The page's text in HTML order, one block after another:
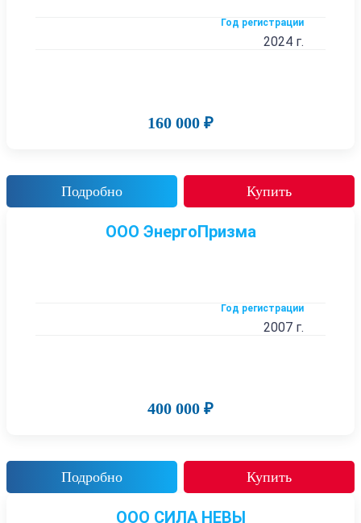
Год регистрации
2024 г.
160 000 ₽
Подробно Купить
ООО ЭнергоПризма
Год регистрации
2007 г.
400 000 ₽
Подробно Купить
ООО СИЛА НЕВЫ